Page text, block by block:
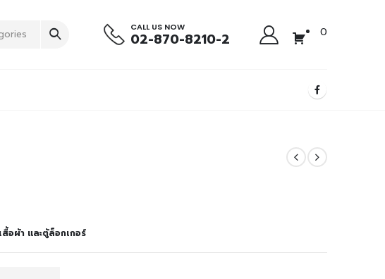
CALL US NOW
02-870-8210-2 0
สื้อผ้า และตู้ล็อกเกอร์